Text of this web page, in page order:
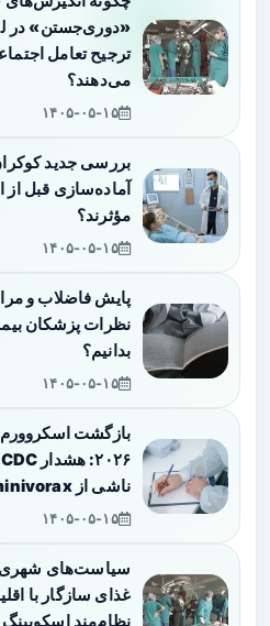
«دوری‌جستن» در
ترجیح تعامل
می‌دهند؟
۱۴۰۵-۰۵-۱۵
بررسی جدید
مؤثرند؟
۱۴۰۵-۰۵-۱۵
پایش فاضلاب و
نظرات پزشکان
بدانیم؟
۱۴۰۵-۰۵-۱۵
ناشی از Cochliomyia hominivorax
۱۴۰۵-۰۵-۱۵
سیاست‌های شهری
غذای سازگار با